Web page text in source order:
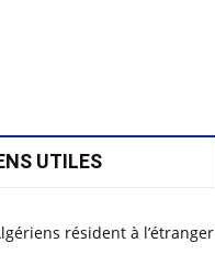
UTILES
résident à l’étranger